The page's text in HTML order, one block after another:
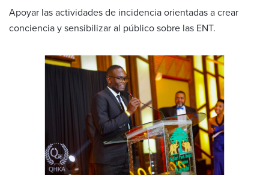
Apoyar las actividades de incidencia orientadas a crear
conciencia y sensibilizar al público sobre las ENT.